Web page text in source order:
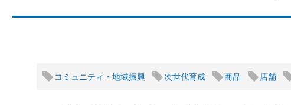
コミュニティ・地域振興 次世代育成 商品 店舗